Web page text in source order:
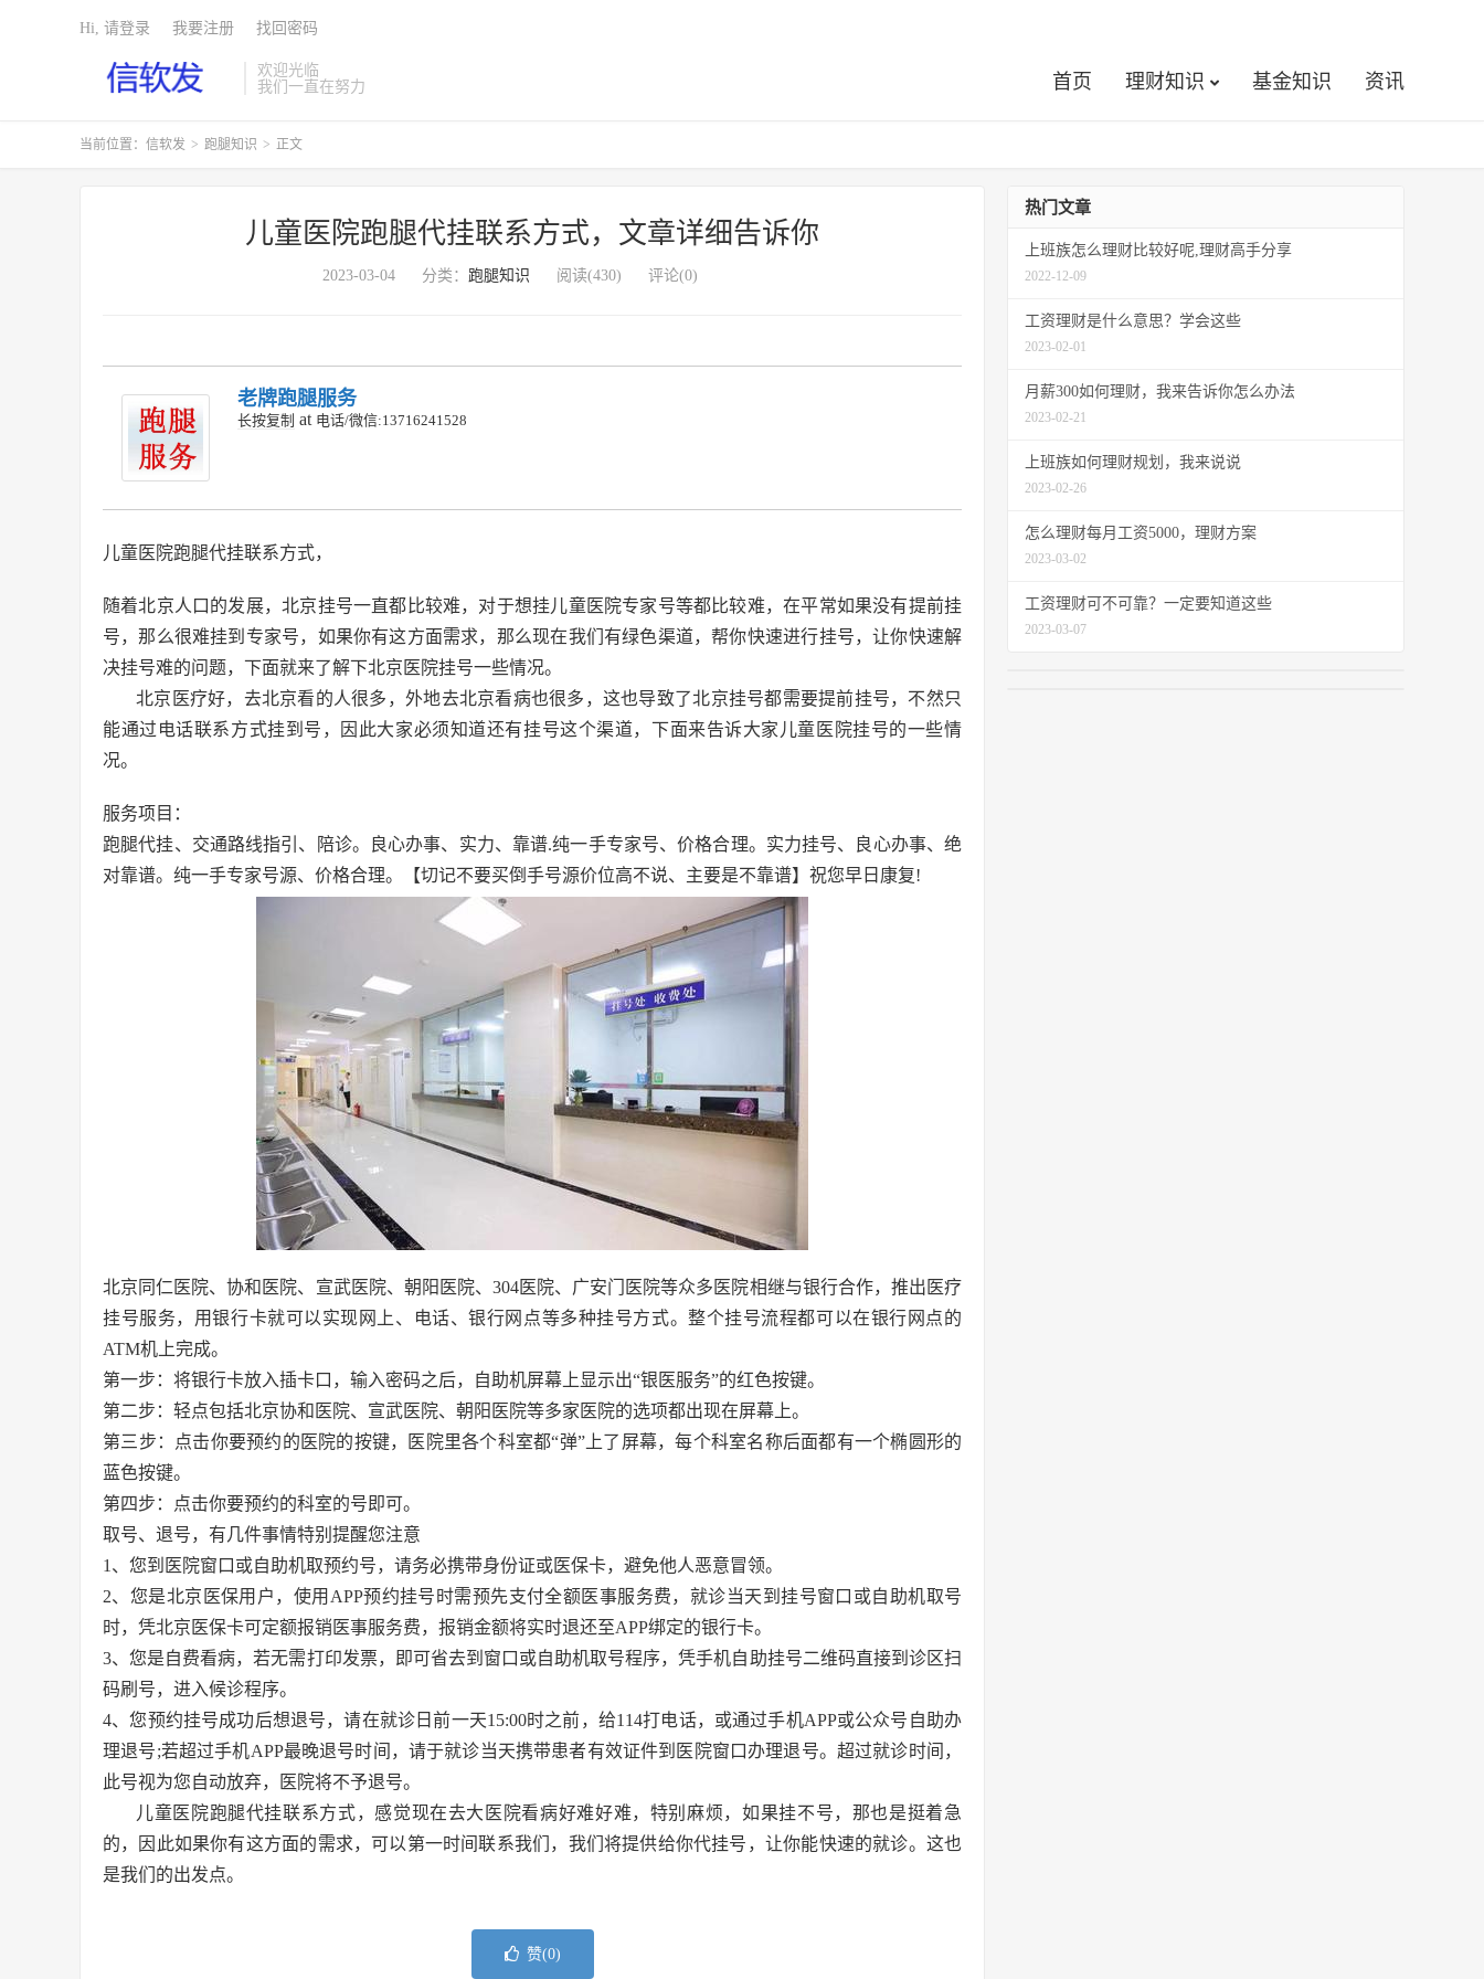
欢迎光临
我们一直在努力
首页 理财知识 基金知识 资讯
Hi, 请登录 我要注册 找回密码
当前位置： 信软发 > 跑腿知识 > 正文
儿童医院跑腿代挂联系方式，文章详细告诉你
2023-03-04 分类： 跑腿知识 阅读(430) 评论(0)
老牌跑腿服务
长按复制 at 电话/微信:13716241528
儿童医院跑腿代挂联系方式，
随着北京人口的发展，北京挂号一直都比较难，对于想挂儿童医院专家号等都比较难，在平常如果没有提前挂
号，那么很难挂到专家号，如果你有这方面需求，那么现在我们有绿色渠道，帮你快速进行挂号，让你快速解
决挂号难的问题，下面就来了解下北京医院挂号一些情况。
北京医疗好，去北京看的人很多，外地去北京看病也很多，这也导致了北京挂号都需要提前挂号，不然只
能通过电话联系方式挂到号，因此大家必须知道还有挂号这个渠道，下面来告诉大家儿童医院挂号的一些情
况。
服务项目：
跑腿代挂、交通路线指引、陪诊。良心办事、实力、靠谱.纯一手专家号、价格合理。实力挂号、良心办事、绝
对靠谱。纯一手专家号源、价格合理。【切记不要买倒手号源价位高不说、主要是不靠谱】祝您早日康复!
北京同仁医院、协和医院、宣武医院、朝阳医院、304医院、广安门医院等众多医院相继与银行合作，推出医疗
挂号服务，用银行卡就可以实现网上、电话、银行网点等多种挂号方式。整个挂号流程都可以在银行网点的
ATM机上完成。
第一步：将银行卡放入插卡口，输入密码之后，自助机屏幕上显示出“银医服务”的红色按键。
第二步：轻点包括北京协和医院、宣武医院、朝阳医院等多家医院的选项都出现在屏幕上。
第三步：点击你要预约的医院的按键，医院里各个科室都“弹”上了屏幕，每个科室名称后面都有一个椭圆形的
蓝色按键。
第四步：点击你要预约的科室的号即可。
取号、退号，有几件事情特别提醒您注意
1、您到医院窗口或自助机取预约号，请务必携带身份证或医保卡，避免他人恶意冒领。
2、您是北京医保用户，使用APP预约挂号时需预先支付全额医事服务费，就诊当天到挂号窗口或自助机取号
时，凭北京医保卡可定额报销医事服务费，报销金额将实时退还至APP绑定的银行卡。
3、您是自费看病，若无需打印发票，即可省去到窗口或自助机取号程序，凭手机自助挂号二维码直接到诊区扫
码刷号，进入候诊程序。
4、您预约挂号成功后想退号，请在就诊日前一天15:00时之前，给114打电话，或通过手机APP或公众号自助办
理退号;若超过手机APP最晚退号时间，请于就诊当天携带患者有效证件到医院窗口办理退号。超过就诊时间，
此号视为您自动放弃，医院将不予退号。
儿童医院跑腿代挂联系方式，感觉现在去大医院看病好难好难，特别麻烦，如果挂不号，那也是挺着急
的，因此如果你有这方面的需求，可以第一时间联系我们，我们将提供给你代挂号，让你能快速的就诊。这也
是我们的出发点。
赞(0)
热门文章
上班族怎么理财比较好呢,理财高手分享
2022-12-09
工资理财是什么意思？学会这些
2023-02-01
月薪300如何理财，我来告诉你怎么办法
2023-02-21
上班族如何理财规划，我来说说
2023-02-26
怎么理财每月工资5000，理财方案
2023-03-02
工资理财可不可靠？一定要知道这些
2023-03-07